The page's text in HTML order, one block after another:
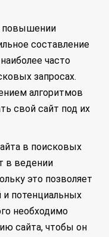
повышении
составление
часто
запросах.
алгоритмов
свой сайт под их
в поисковых
в ведении
это позволяет
и потенциальных
необходимо
сайта, чтобы он